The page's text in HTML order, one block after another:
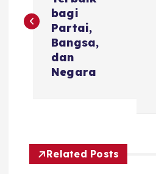
v
s
bagi
Partai,
Bangsa,
dan
Negara
Related Posts